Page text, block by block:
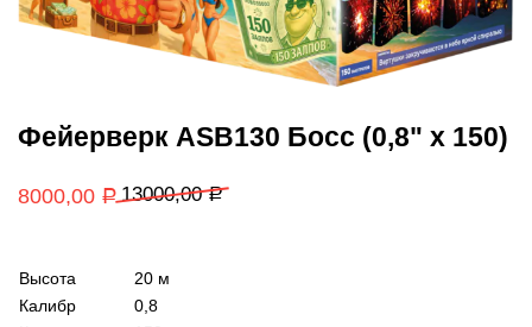
Фейерверк ASB130 Босс (0,8" х 150)
13000,00Р
8000,00 Р
Высота
20 м
Калибр
0,8